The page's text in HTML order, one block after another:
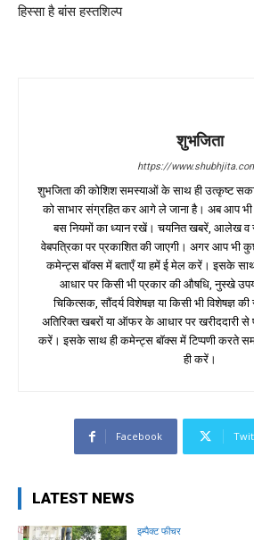
हिस्सा है बांस हस्तशिल्प
शुभजिता
https://
शुभजिता की कोशिश समस्याओं के साथ ही उत्कृष्ट
को साभार संग्रहित कर आगे ले जाना है। अब आप
बस नियमों का ध्यान रखें। चयनित खबरें, आलेख व
वेबपत्रिका पर प्रकाशित की जाएगी। अगर आप भी
कमेन्ट्स बॉक्स में बताएँ या हमें ई मेल करें। इसके
आधार पर किसी भी प्रकार की औषधि, नुस्खे
चिकित्सक, सौंदर्य विशेषज्ञ या किसी भी विशेषज्ञ
अतिरिक्त खबरों या ऑफर के आधार पर खरीददारी
करें। इसके साथ ही कमेन्ट्स बॉक्स में टिप्पणी करते समय
ही करें।
Facebook
LATEST NEWS
इम्पैक्ट फीचर